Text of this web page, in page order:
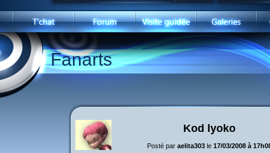
Fanarts
Kod lyoko
Posté par aelita303le 17/03/2008 à